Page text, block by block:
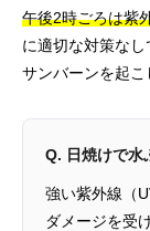
午後2時ごろは紫
に適切な対策な
サンバーンを起こ
Q. 日焼けで水
強い紫外線（
ダメージを受